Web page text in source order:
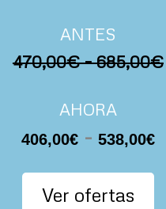
ANTES
470,00€ – 685,00€
AHORA
406,00€ - 538,00€
Ver ofertas